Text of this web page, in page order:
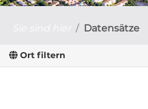
Datensätze
Ort filtern